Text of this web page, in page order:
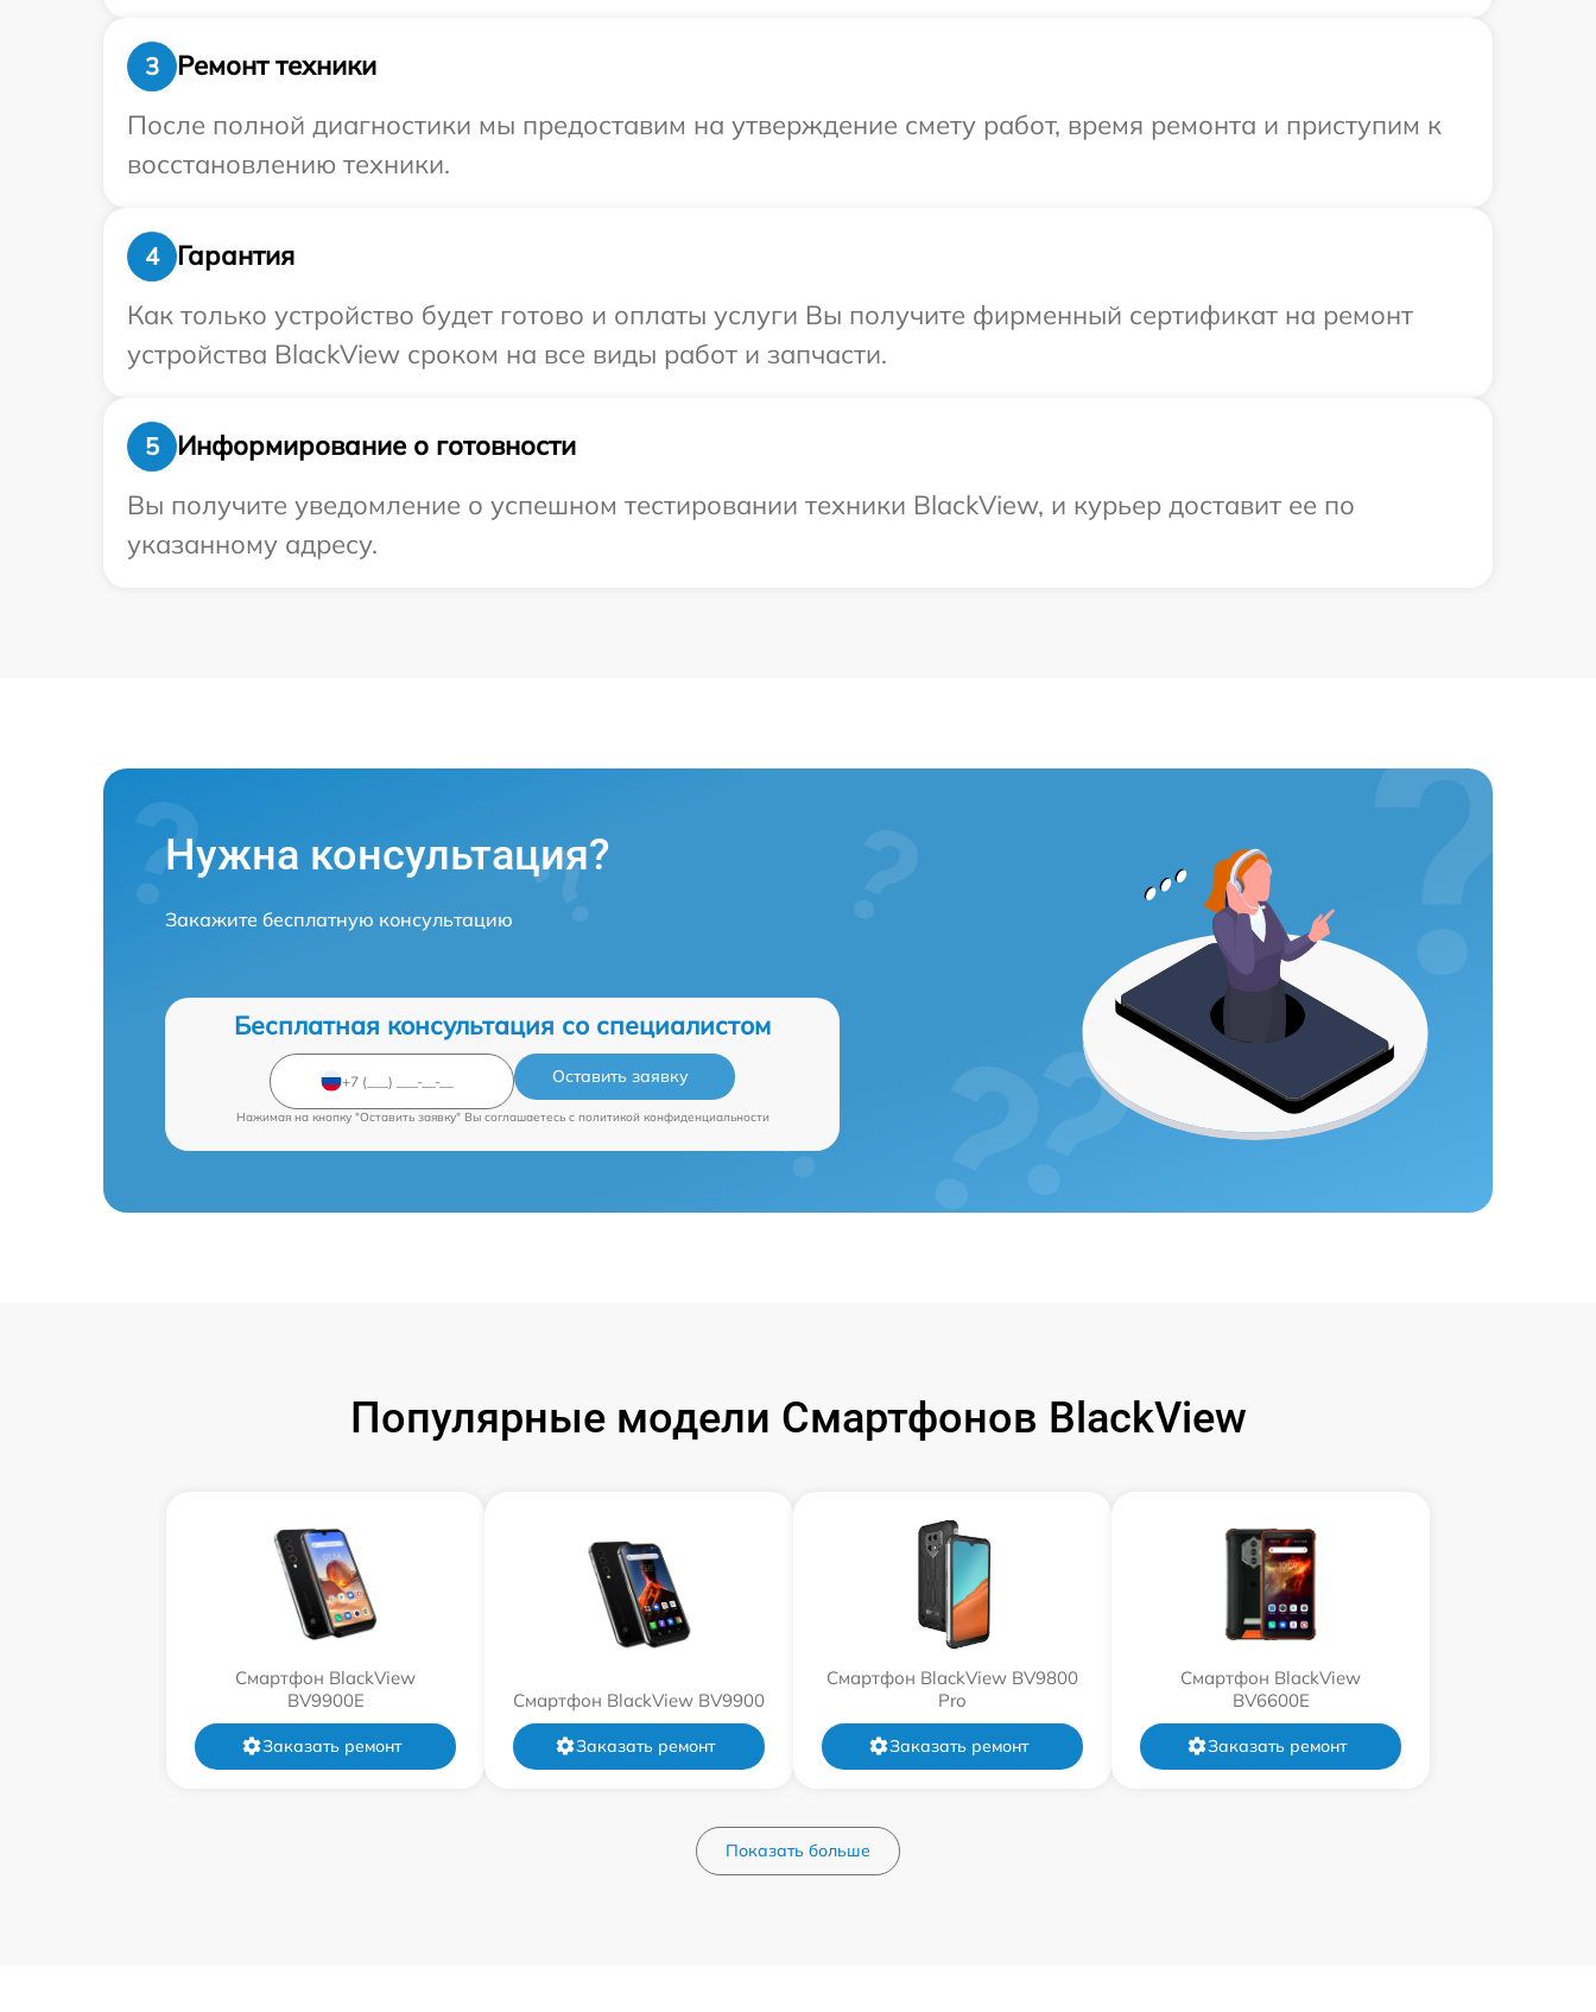
3
Ремонт техники
После полной диагностики мы предоставим на утверждение смету работ, время ремонта и приступим к
восстановлению техники.
4
Гарантия
Как только устройство будет готово и оплаты услуги Вы получите фирменный сертификат на ремонт
устройства BlackView сроком на все виды работ и запчасти.
5
Информирование о готовности
Вы получите уведомление о успешном тестировании техники BlackView, и курьер доставит ее по
указанному адресу.
Нужна консультация?
Закажите бесплатную консультацию
Бесплатная консультация со специалистом
Оставить заявку
Нажимая на кнопку "Оставить заявку" Вы соглашаетесь c политикой конфиденциальности
Популярные модели Смартфонов BlackView
Смартфон BlackView
BV9900E
Заказать ремонт
Смартфон BlackView BV9900
Заказать ремонт
Смартфон BlackView BV9800
Pro
Заказать ремонт
Смартфон BlackView
BV6600E
Заказать ремонт
Показать больше